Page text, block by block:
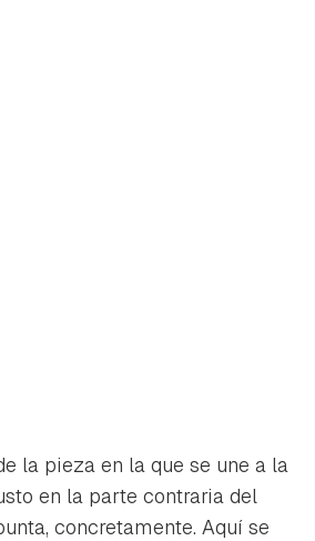
la pieza en la que se une a la
en la parte contraria del
concretamente. Aquí se